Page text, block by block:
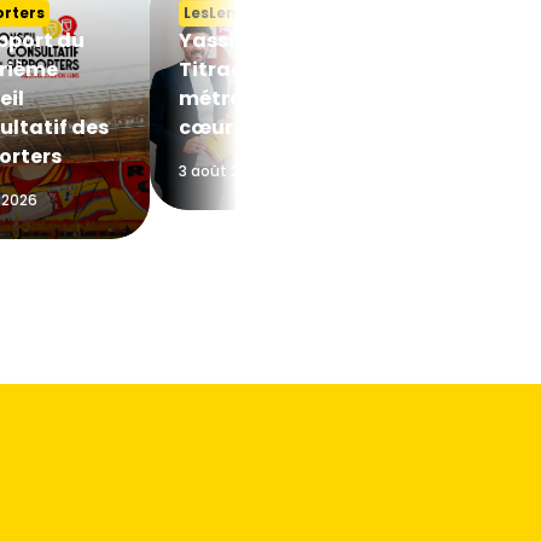
du
des
LesLensois2
Yassine
Titraoui, un
métronome au
cœur du jeu
3 août 2026